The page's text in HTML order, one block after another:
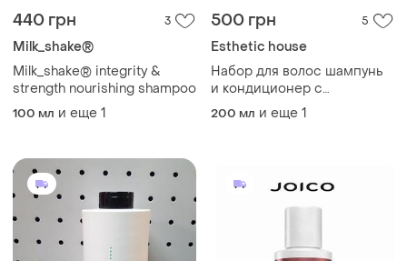
440 грн 3
Milk_shake®
Milk_shake® integrity &
strength nourishing shampoo
100 мл и еще 1
500 грн 5
Esthetic house
Набор для волос шампунь
и кондиционер с
акваксилом esthetic house
cp-1 aquaxyl complex
200 мл и еще 1